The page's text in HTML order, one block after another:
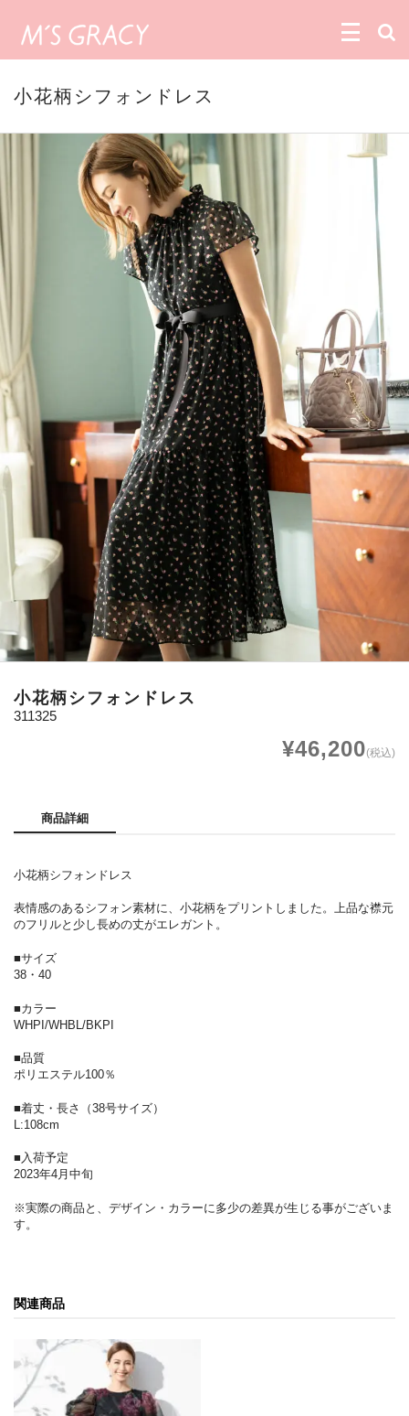
小花柄シフォンドレス
小花柄シフォンドレス
311325
¥46,200(税込)
商品詳細
小花柄シフォンドレス
表情感のあるシフォン素材に、小花柄をプリントしました。上品な襟元
のフリルと少し長めの丈がエレガント。
■サイズ
38・40
■カラー
WHPI/WHBL/BKPI
■品質
ポリエステル100％
■着丈・長さ（38号サイズ）
L:108cm
■入荷予定
2023年4月中旬
※実際の商品と、デザイン・カラーに多少の差異が生じる事がございま
す。
関連商品